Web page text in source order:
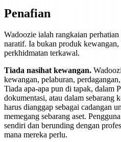
Penafian
Wadoozie ialah rangkaian
naratif. Ia bukan produk kewangan,
perkhidmatan terkawal.
Tiada nasihat kewangan.
kewangan, pelaburan,
Tiada apa-apa pun di tapak, dalam
dokumentasi, atau dalam sebarang
harus dianggap sebagai cadangan
memegang sebarang aset.
sendiri dan berunding dengan
mana mereka perlu.